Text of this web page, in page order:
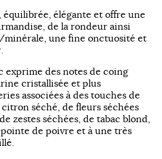
élégante et offre une
de la rondeur ainsi
minérale, une fine onctuosité et
exprime des notes de coing
cristallisée et plus
associées à des touches de
séché, de fleurs séchées
zestes séchées, de tabac blond,
de poivre et à une très